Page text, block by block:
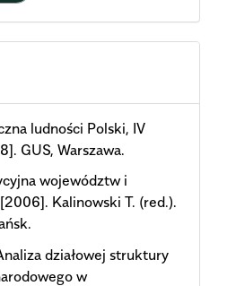
ludności Polski, IV
GUS, Warszawa.
województw i
Kalinowski T. (red.).
działowej struktury
w